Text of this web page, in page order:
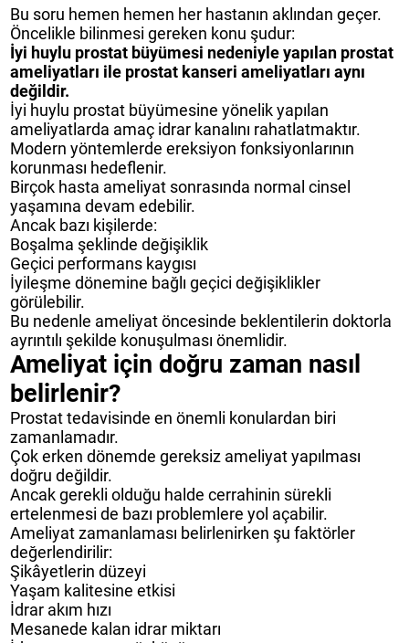
Bu soru hemen hemen her hastanın aklından geçer.
Öncelikle bilinmesi gereken konu şudur:
İyi huylu prostat büyümesi nedeniyle yapılan prostat
ameliyatları ile prostat kanseri ameliyatları aynı
değildir.
İyi huylu prostat büyümesine yönelik yapılan
ameliyatlarda amaç idrar kanalını rahatlatmaktır.
Modern yöntemlerde ereksiyon fonksiyonlarının
korunması hedeflenir.
Birçok hasta ameliyat sonrasında normal cinsel
yaşamına devam edebilir.
Ancak bazı kişilerde:
Boşalma şeklinde değişiklik
Geçici performans kaygısı
İyileşme dönemine bağlı geçici değişiklikler
görülebilir.
Bu nedenle ameliyat öncesinde beklentilerin doktorla
ayrıntılı şekilde konuşulması önemlidir.
Ameliyat için doğru zaman nasıl
belirlenir?
Prostat tedavisinde en önemli konulardan biri
zamanlamadır.
Çok erken dönemde gereksiz ameliyat yapılması
doğru değildir.
Ancak gerekli olduğu halde cerrahinin sürekli
ertelenmesi de bazı problemlere yol açabilir.
Ameliyat zamanlaması belirlenirken şu faktörler
değerlendirilir:
Şikâyetlerin düzeyi
Yaşam kalitesine etkisi
İdrar akım hızı
Mesanede kalan idrar miktarı